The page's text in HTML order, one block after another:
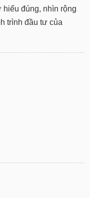
hiểu đúng, nhìn rộng
trình đầu tư của